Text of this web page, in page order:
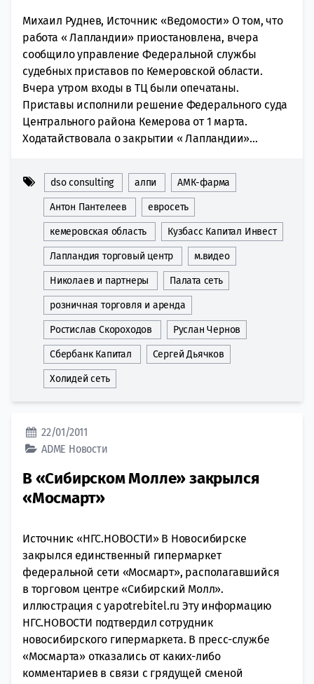
Михаил Руднев, Источник: «Ведомости» О том, что
работа « Лапландии» приостановлена, вчера
сообщило управление Федеральной службы
судебных приставов по Кемеровской области.
Вчера утром входы в ТЦ были опечатаны.
Приставы исполнили решение Федерального суда
Центрального района Кемерова от 1 марта.
Ходатайствовала о закрытии « Лапландии»...
dso consulting алпи АМК-фарма
Антон Пантелеев евросеть
кемеровская область Кузбасс Капитал Инвест
Лапландия торговый центр м.видео
Николаев и партнеры Палата сеть
розничная торговля и аренда
Ростислав Скороходов Руслан Чернов
Сбербанк Капитал Сергей Дьячков
Холидей сеть
22/01/2011
ADME Новости
В «Сибирском Молле» закрылся
«Мосмарт»
Источник: «НГС.НОВОСТИ» В Новосибирске
закрылся единственный гипермаркет
федеральной сети «Мосмарт», располагавшийся
в торговом центре «Сибирский Молл».
иллюстрация с yapotrebitel.ru Эту информацию
НГС.НОВОСТИ подтвердил сотрудник
новосибирского гипермаркета. В пресс-службе
«Мосмарта» отказались от каких-либо
комментариев в связи с грядущей сменой